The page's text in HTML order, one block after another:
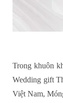
Trong khuôn
Wedding gift
Việt Nam,